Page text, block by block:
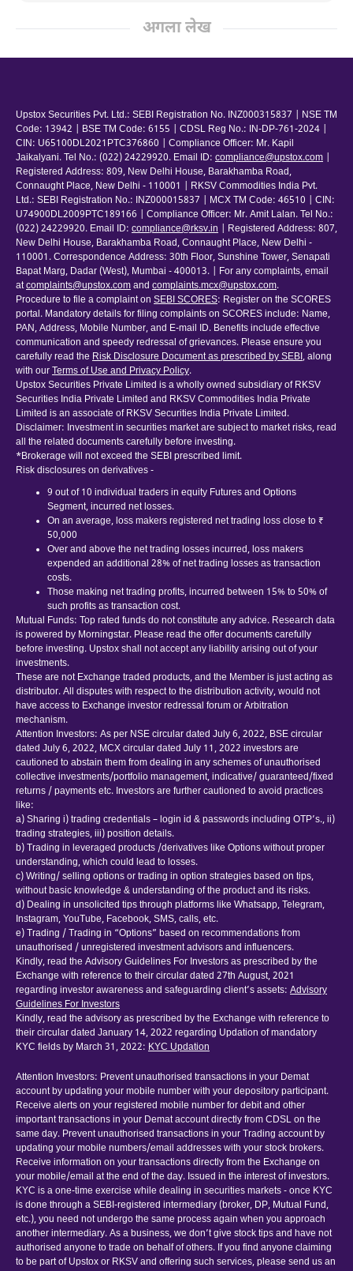
अगला लेख
Upstox Securities Pvt. Ltd.: SEBI Registration No. INZ000315837 | NSE TM
Code: 13942 | BSE TM Code: 6155 | CDSL Reg No.: IN-DP-761-2024 |
CIN: U65100DL2021PTC376860 | Compliance Officer: Mr. Kapil
Jaikalyani. Tel No.: (022) 24229920. Email ID: compliance@upstox.com
Registered Address: 809, New Delhi House, Barakhamba Road,
Connaught Place, New Delhi - 110001 | RKSV Commodities India Pvt.
Ltd.: SEBI Registration No.: INZ000015837 | MCX TM Code: 46510 | CIN:
U74900DL2009PTC189166 | Compliance Officer: Mr. Amit Lalan. Tel No.:
(022) 24229920. Email ID: compliance@rksv.in
| Registered Address: 807,
New Delhi House, Barakhamba Road, Connaught Place, New Delhi -
110001. Correspondence Address: 30th Floor, Sunshine Tower, Senapati
Bapat Marg, Dadar (West), Mumbai - 400013. | For any complaints, email
atcomplaints@upstox.comand complaints.mcx@upstox.com.
Procedure to file a complaint on SEBI SCORES: Register on the SCORES
portal. Mandatory details for filing complaints on SCORES include: Name,
PAN, Address, Mobile Number, and E-mail ID. Benefits include effective
communication and speedy redressal of grievances. Please ensure you
carefully read the Risk Disclosure Document as prescribed by SEBI, along
with ourTerms of Use and Privacy Policy.
Upstox Securities Private Limited is a wholly owned subsidiary of RKSV
Securities India Private Limited and RKSV Commodities India Private
Limited is an associate of RKSV Securities India Private Limited.
Disclaimer: Investment in securities market are subject to market risks, read
all the related documents carefully before investing.
*Brokerage will not exceed the SEBI prescribed limit.
Risk disclosures on derivatives -
9 out of 10 individual traders in equity Futures and Options
Segment, incurred net losses.
On an average, loss makers registered net trading loss close to ₹
50,000
Over and above the net trading losses incurred, loss makers
expended an additional 28% of net trading losses as transaction
costs.
Those making net trading profits, incurred between 15% to 50% of
such profits as transaction cost.
Mutual Funds: Top rated funds do not constitute any advice. Research data
is powered by Morningstar. Please read the offer documents carefully
before investing. Upstox shall not accept any liability arising out of your
investments.
These are not Exchange traded products, and the Member is just acting as
distributor. All disputes with respect to the distribution activity, would not
have access to Exchange investor redressal forum or Arbitration
mechanism.
Attention Investors: As per NSE circular dated July 6, 2022, BSE circular
dated July 6, 2022, MCX circular dated July 11, 2022 investors are
cautioned to abstain them from dealing in any schemes of unauthorised
collective investments/portfolio management, indicative/ guaranteed/fixed
returns / payments etc. Investors are further cautioned to avoid practices
like:
a) Sharing i) trading credentials – login id & passwords including OTP’s., ii)
trading strategies, iii) position details.
b) Trading in leveraged products /derivatives like Options without proper
understanding, which could lead to losses.
c) Writing/ selling options or trading in option strategies based on tips,
without basic knowledge & understanding of the product and its risks.
d) Dealing in unsolicited tips through platforms like Whatsapp, Telegram,
Instagram, YouTube, Facebook, SMS, calls, etc.
e) Trading / Trading in “Options” based on recommendations from
unauthorised / unregistered investment advisors and influencers.
Kindly, read the Advisory Guidelines For Investors as prescribed by the
Exchange with reference to their circular dated 27th August, 2021
regarding investor awareness and safeguarding client’s assets: Advisory
Guidelines For Investors
Kindly, read the advisory as prescribed by the Exchange with reference to
their circular dated January 14, 2022 regarding Updation of mandatory
KYC fields by March 31, 2022: KYC Updation
Attention Investors: Prevent unauthorised transactions in your Demat
account by updating your mobile number with your depository participant.
Receive alerts on your registered mobile number for debit and other
important transactions in your Demat account directly from CDSL on the
same day. Prevent unauthorised transactions in your Trading account by
updating your mobile numbers/email addresses with your stock brokers.
Receive information on your transactions directly from the Exchange on
your mobile/email at the end of the day. Issued in the interest of investors.
KYC is a one-time exercise while dealing in securities markets - once KYC
is done through a SEBI-registered intermediary (broker, DP, Mutual Fund,
etc.), you need not undergo the same process again when you approach
another intermediary. As a business, we don’t give stock tips and have not
authorised anyone to trade on behalf of others. If you find anyone claiming
to be part of Upstox or RKSV and offering such services, please send us an